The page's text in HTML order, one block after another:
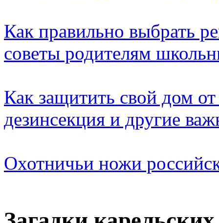
Как правильно выбрать
советы родителям
Как защитить свой дом
дезинсекция и другие
Охотничьи ножи